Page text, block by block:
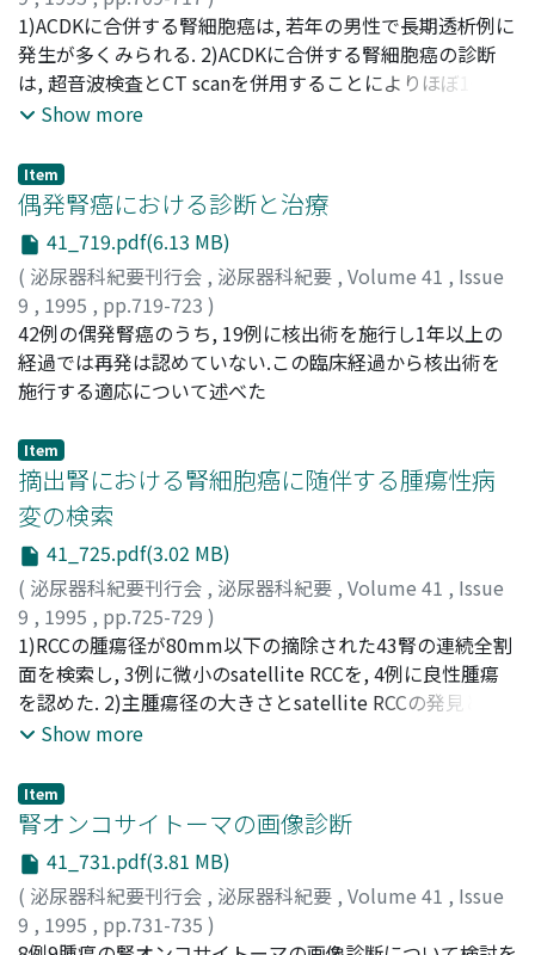
池田, 龍介;鈴木, 孝治;津川, 龍三;Ikeda, Ryosuke;
Suzuki, Koji;Tsugawa, Ryuzo
1)ACDKに合併する腎細胞癌は, 若年の男性で長期透析例に
発生が多くみられる. 2)ACDKに合併する腎細胞癌の診断
は, 超音波検査とCT scanを併用することによりほぼ100%
診断可能と考える. 3)ACDKに合併する腎細胞癌は, 悪性度
腎摘除術で十分対処可能と考えられる. 4)若年の男性で3年
以上の長期透析例では, 定期的な腎のスクリーニングが必
要である
Show more
Item
偶発腎癌における診断と治療
41_719.pdf(6.13 MB)
( 泌尿器科紀要刊行会 , 泌尿器科紀要 , Volume 41 , Issue
9 , 1995 , pp.719-723 )
板谷, 宏彬;辻畑, 正雄;Itatani, Hiroaki;Tsujihata, Masao
42例の偶発腎癌のうち, 19例に核出術を施行し1年以上の
経過では再発は認めていない.この臨床経過から核出術を
施行する適応について述べた
Item
摘出腎における腎細胞癌に随伴する腫瘍性病
変の検索
41_725.pdf(3.02 MB)
( 泌尿器科紀要刊行会 , 泌尿器科紀要 , Volume 41 , Issue
9 , 1995 , pp.725-729 )
細木, 茂;木内, 利明;目黒, 則男;前田, 修;黒田, 昌男;宇佐
美, 道之;古武, 敏彦;Saiki, Shigeru;Kinouchi, Toshiaki;
Meguro, Norio;Maeda, Osamu;Kuroda, Masao;Usami,
Michiyuki;Kotake, Toshihiko
1)RCCの腫瘍径が80mm以下の摘除された43腎の連続全割
面を検索し, 3例に微小のsatellite RCCを, 4例に良性腫瘍
を認めた. 2)主腫瘍径の大きさとsatellite RCCの発見とは,
相関しなかった. 3)主腫瘍とsatellite RCCの距離は, 10～
stage, 脈管侵襲などの各背景因子との関連性は認められな
かった
Show more
Item
腎オンコサイトーマの画像診断
41_731.pdf(3.81 MB)
( 泌尿器科紀要刊行会 , 泌尿器科紀要 , Volume 41 , Issue
9 , 1995 , pp.731-735 )